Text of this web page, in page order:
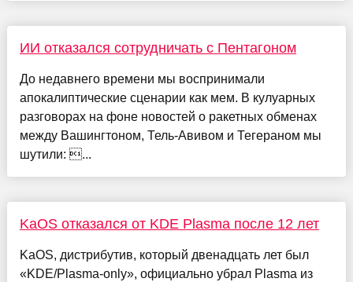
ИИ отказался сотрудничать с Пентагоном
До недавнего времени мы воспринимали
апокалиптические сценарии как мем. В кулуарных
разговорах на фоне новостей о ракетных обменах
между Вашингтоном, Тель-Авивом и Тегераном мы
шутили: ...
KaOS отказался от KDE Plasma после 12 лет
KaOS, дистрибутив, который двенадцать лет был
«KDE/Plasma-only», официально убрал Plasma из